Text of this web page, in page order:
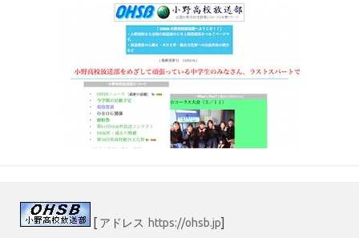
[ アドレス https://ohsb.jp]